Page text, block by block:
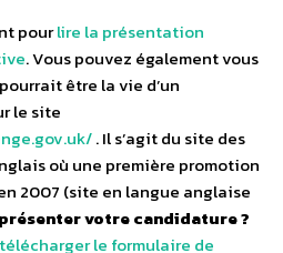
pourlire la présentation
. Vous pouvez également vous
être la vie d’un
le site
. Il s’agit du site des
où une première promotion
2007 (site en langue anglaise
votre candidature ?
télécharger le formulaire de